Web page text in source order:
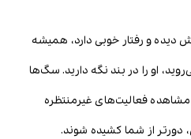
و رفتار خوبی دارد، همیشه
او را در بند نگه دارید. سگ‌ها
فعالیت‌های غیرمنتظره
از شما کشیده شوند.